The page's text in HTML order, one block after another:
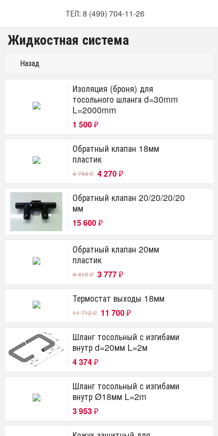
ТЕЛ: 8 (499) 704-11-26
Жидкостная система
Назад
Изоляция (броня) для
тосольного шланга d=30mm
L=2000mm
1 500 ₽
Обратный клапан 18мм
пластик
4 744₽ 4 270 ₽
Обратный клапан 20/20/20/20
мм
15 600 ₽
Обратный клапан 20мм
пластик
4 418₽ 3 777 ₽
Термостат выходы 18мм
11 712₽ 11 700 ₽
Шланг тосольный с изгибами
внутр d=20мм L=2м
4 374 ₽
Шланг тосольный с изгибами
внутр Ø18мм L=2m
3 953 ₽